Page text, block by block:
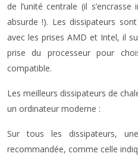
de l’unité centrale (il
absurde !). Les dissipateurs
avec les prises AMD et Intel, il
prise du processeur pour
compatible.
Les meilleurs dissipateurs de
un ordinateur moderne :
Sur tous les dissipateurs,
recommandée, comme celle